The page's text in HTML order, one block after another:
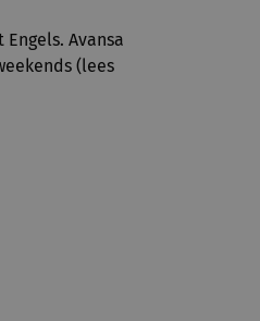
Engels. Avansa
(lees